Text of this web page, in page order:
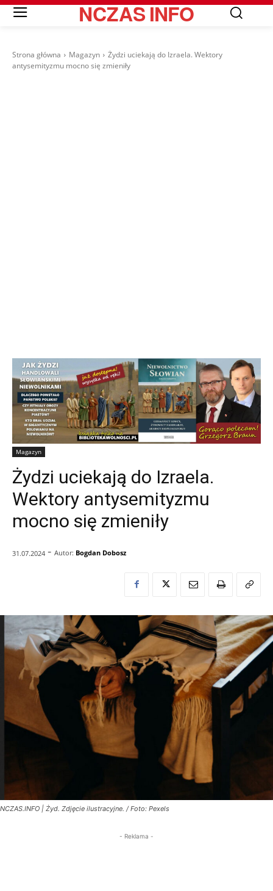
NCZASINFO
Strona główna Magazyn
Żydzi uciekają do Izraela. Wektory
antysemityzmu mocno się zmieniły
Magazyn
Żydzi uciekają do Izraela.
Wektory antysemityzmu
mocno się zmieniły
31.07.2024 - Autor: Bogdan Dobosz
NCZAS.INFO | Żyd. Zdjęcie ilustracyjne. / Foto: Pexels
- Reklama -